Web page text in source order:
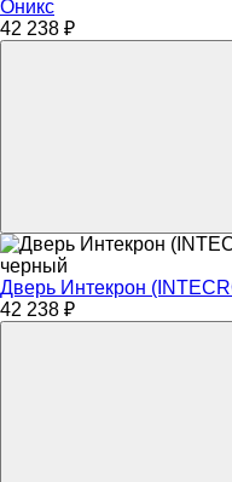
Оникс
42 238 ₽
Дверь Интекрон
42 238 ₽